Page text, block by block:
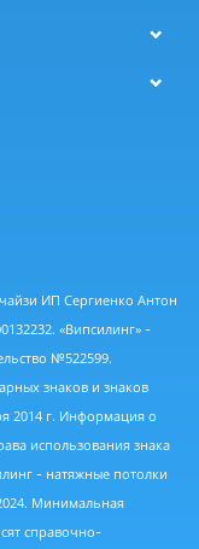
ИП Сергиенко Антон
«Випсилинг» -
№522599.
знаков и знаков
2014 г. Информация о
использования знака
- натяжные потолки
Минимальная
справочно-